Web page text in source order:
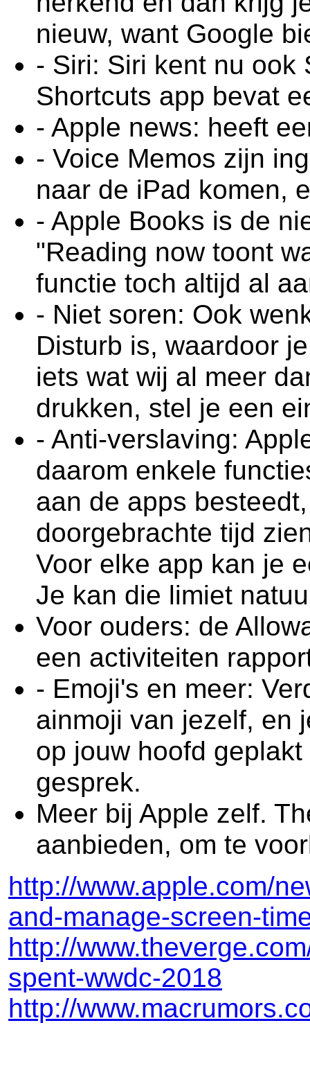
nieuw, want Google
- Siri: Siri kent nu ook
Shortcuts app bevat
- Apple news: heeft
- Voice Memos zijn
naar de iPad komen,
- Apple Books is de
"Reading now toont
functie toch altijd al
- Niet soren: Ook
Disturb is, waardoor
iets wat wij al meer
drukken, stel je een
- Anti-verslaving:
daarom enkele
aan de apps
doorgebrachte tijd
Voor elke app kan je
Je kan die limiet
Voor ouders: de
een activiteiten
- Emoji's en meer:
ainmoji van jezelf, en
op jouw hoofd
gesprek.
Meer bij Apple zelf.
aanbieden, om te
http://www.apple.com/
and-manage-screen-
http://
spent-wwdc-2018
http://